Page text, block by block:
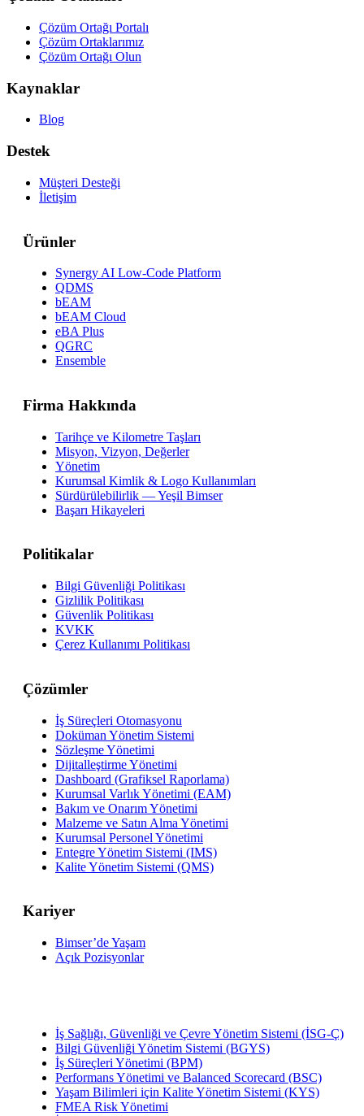
Çözüm Ortağı Portalı
Çözüm Ortaklarımız
Çözüm Ortağı Olun
Kaynaklar
Blog
Destek
Müşteri Desteği
İletişim
Ürünler
Synergy AI Low-Code Platform
QDMS
bEAM
bEAM Cloud
eBA Plus
QGRC
Ensemble
Firma Hakkında
Tarihçe ve Kilometre Taşları
Misyon, Vizyon, Değerler
Yönetim
Kurumsal Kimlik & Logo Kullanımları
Sürdürülebilirlik — Yeşil Bimser
Başarı Hikayeleri
Politikalar
Bilgi Güvenliği Politikası
Gizlilik Politikası
Güvenlik Politikası
KVKK
Çerez Kullanımı Politikası
Çözümler
İş Süreçleri Otomasyonu
Doküman Yönetim Sistemi
Sözleşme Yönetimi
Dijitalleştirme Yönetimi
Dashboard (Grafiksel Raporlama)
Kurumsal Varlık Yönetimi (EAM)
Bakım ve Onarım Yönetimi
Malzeme ve Satın Alma Yönetimi
Kurumsal Personel Yönetimi
Entegre Yönetim Sistemi (IMS)
Kalite Yönetim Sistemi (QMS)
Kariyer
Bimser’de Yaşam
Açık Pozisyonlar
İş Sağlığı, Güvenliği ve Çevre Yönetim Sistemi (İSG-Ç)
Bilgi Güvenliği Yönetim Sistemi (BGYS)
İş Süreçleri Yönetimi (BPM)
Performans Yönetimi ve Balanced Scorecard (BSC)
Yaşam Bilimleri için Kalite Yönetim Sistemi (KYS)
FMEA Risk Yönetimi